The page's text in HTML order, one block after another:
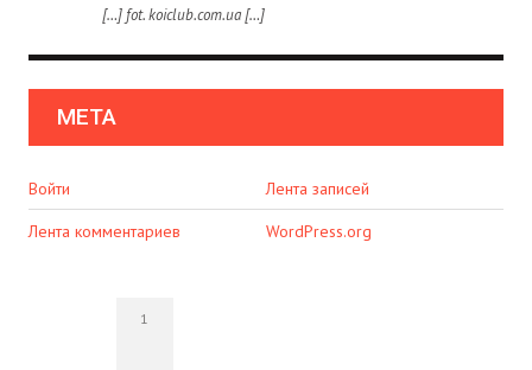
[…] fot. koiclub.com.ua […]
МЕТА
Войти
Лента записей
Лента комментариев
WordPress.org
1